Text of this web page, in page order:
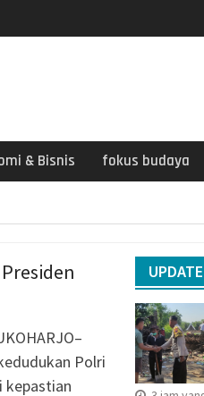
& Bisnis fokus budaya
Polri
kepastian